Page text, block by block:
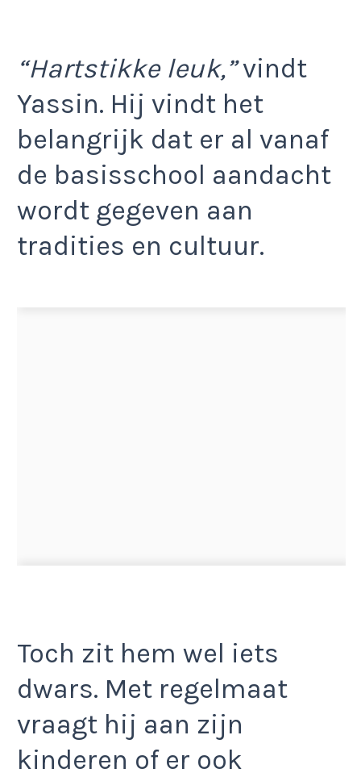
“Hartstikke leuk,”vindt
Yassin. Hij vindt het
belangrijk dat er al vanaf
de basisschool aandacht
wordt gegeven aan
tradities en cultuur.
Toch zit hem wel iets
dwars. Met regelmaat
vraagt hij aan zijn
kinderen of er ook